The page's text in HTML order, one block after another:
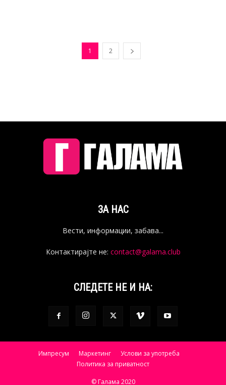
1 2
ЗА НАС
Вести, информации, забава...
Контактирајте не: contact@galama.club
СЛЕДЕТЕ НЕ И НА:
Импресум Маркетинг
Услови за употреба
Политика за приватност
© Галама 2020